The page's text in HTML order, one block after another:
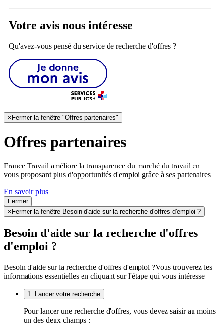
Votre avis nous intéresse
Qu'avez-vous pensé du service de recherche d'offres ?
×Fermer la fenêtre "Offres partenaires"
Offres partenaires
France Travail améliore la transparence du marché du travail en
vous proposant plus d'opportunités d'emploi grâce à ses partenaires
En savoir plus
Fermer
× Fermer la fenêtre Besoin d'aide sur la recherche d'offres d'emploi ?
Besoin d'aide sur la recherche d'offres
d'emploi ?
Besoin d'aide sur la recherche d'offres d'emploi ?Vous trouverez les
informations essentielles en cliquant sur l'étape qui vous intéresse
1. Lancer votre recherche
Pour lancer une recherche d'offres, vous devez saisir au moins
un des deux champs :